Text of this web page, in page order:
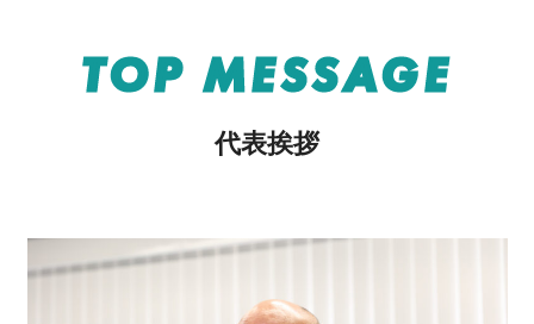
TOP MESSAGE
代表挨拶